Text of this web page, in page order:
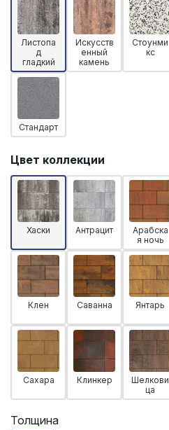
Листопа
д
гладкий
Искусств
енный
камень
Стоунми
кс
Стандарт
Цвет коллекции
Хаски Антрацит
Арабска
я ночь
Клен Саванна Янтарь
Сахара Клинкер
Шелкови
ца
Толщина